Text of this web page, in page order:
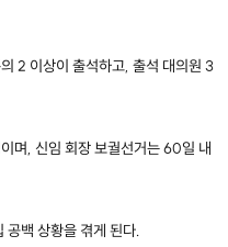
2 이상이 출석하고, 출석 대의원 3
며, 신임 회장 보궐선거는 60일 내
공백 상황을 겪게 된다.